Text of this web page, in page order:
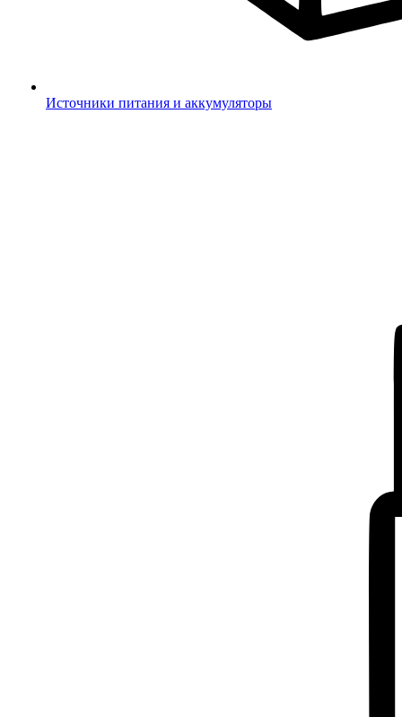
Источники питания и аккумуляторы